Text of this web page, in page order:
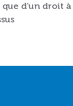
d’un droit